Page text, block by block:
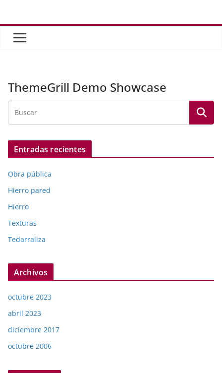
contenido
ThemeGrill Demo Showcase
Entradas recientes
Obra pública
Hierro pared
Hierro
Texturas
Tedarraliza
Archivos
octubre 2023
abril 2023
diciembre 2017
octubre 2006